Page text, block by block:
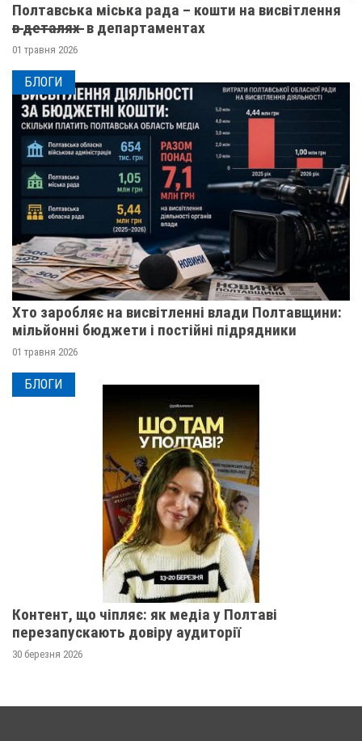
Полтавська міська рада – кошти на висвітлення
в̶ ̶д̶е̶т̶а̶л̶я̶х̶ ̶ в департаментах
01 травня 2026
БЛОГИ
Хто заробляє на висвітленні влади Полтавщини:
мільйонні бюджети і постійні підрядники
01 травня 2026
БЛОГИ
Контент, що чіпляє: як медіа у Полтаві
перезапускають довіру аудиторії
30 березня 2026